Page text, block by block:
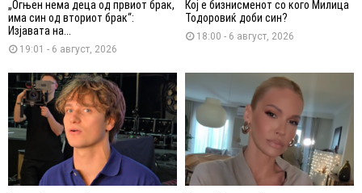
„Огњен нема деца од првиот брак,
има син од вториот брак“:
Изјавата на...
19:01 - 6 август, 2026
Кој е бизнисменот со кого Милица
Тодоровиќ доби син?
18:00 - 6 август, 2026